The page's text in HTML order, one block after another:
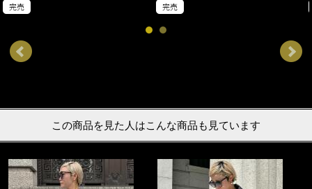
完売 完売
この商品を見た人はこんな商品も見ています